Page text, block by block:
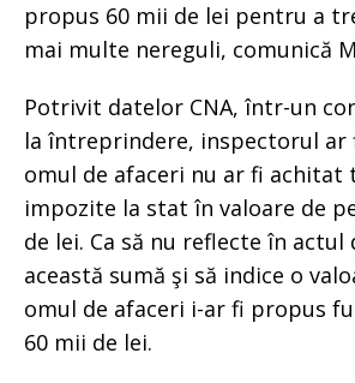
propus 60 mii de lei pentru a
mai multe nereguli, comunică
Potrivit datelor CNA, într-un
la întreprindere, inspectorul ar
omul de afaceri nu ar fi achitat
impozite la stat în valoare de
de lei. Ca să nu reflecte în
această sumă şi să indice o
omul de afaceri i-ar fi propus
60 mii de lei.